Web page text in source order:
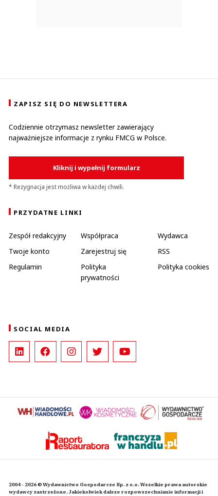
ZAPISZ SIĘ DO NEWSLETTERA
Codziennie otrzymasz newsletter zawierający
najważniejsze informacje z rynku FMCG w Polsce.
Kliknij i wypełnij formularz
* Rezygnacja jest możliwa w każdej chwili.
PRZYDATNE LINKI
Zespół redakcyjny Współpraca
Wydawca
Twoje konto
Zarejestruj się
RSS
Regulamin
Polityka
prywatności
Polityka cookies
SOCIAL MEDIA
2004 - 2026 © Wydawnictwo Gospodarcze Sp. z o.o. Wszelkie prawa autorskie
wydawcy zastrzeżone. Jakiekolwiek dalsze rozpowszechnianie informacji i